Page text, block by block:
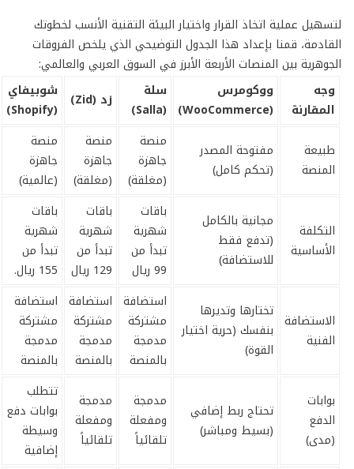
لتسهيل عملية اتخاذ القرار واختيار البيئة التقنية الأنسب لخطوتك
القادمة، قمنا بإعداد هذا الجدول التوضيحي الذي يلخص الفروقات
الجوهرية بين المنصات الأربعة الأبرز في السوق العربي والعالمي:
وجه
المقارنة
ووكومرس
(
WooCommerce)
سلة
(
Salla) زد (Zid)
شوبيفاي
(
Shopify)
طبيعة
المنصة
مفتوحة المصدر
(تحكم كامل)
منصة
جاهزة
(مغلقة)
منصة
جاهزة
(مغلقة)
منصة
جاهزة
(عالمية)
التكلفة
الأساسية
مجانية بالكامل
(تدفع فقط
للاستضافة)
باقات
شهرية
تبدأ من
99 ريال
باقات
شهرية
تبدأ من
129 ريال
باقات
شهرية
تبدأ من
155 ريال.
الاستضافة
الفنية
تختارها وتديرها
بنفسك (حرية اختيار
القوة)
استضافة
مشتركة
مدمجة
بالمنصة
استضافة
مشتركة
مدمجة
بالمنصة
استضافة
مشتركة
مدمجة
بالمنصة
بوابات
الدفع
(مدى)
تحتاج ربط إضافي
(بسيط ومباشر)
مدمجة
ومفعلة
تلقائياً
مدمجة
ومفعلة
تلقائياً
تتطلب
بوابات دفع
وسيطة
إضافية